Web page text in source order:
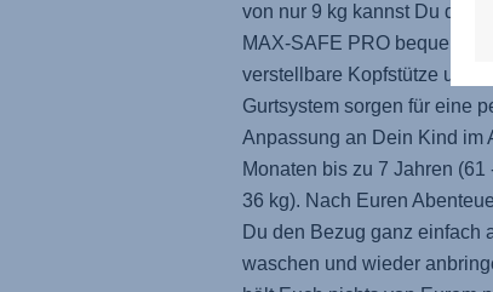
von nur 9 kg kannst Du den
MAX-SAFE PRObequem
verstellbare Kopfstütze und
Gurtsystem sorgen für eine
Anpassung an Dein Kind im
Monaten bis zu 7 Jahren (61
36 kg). Nach Euren
Du den Bezug ganz einfach
waschen und wieder